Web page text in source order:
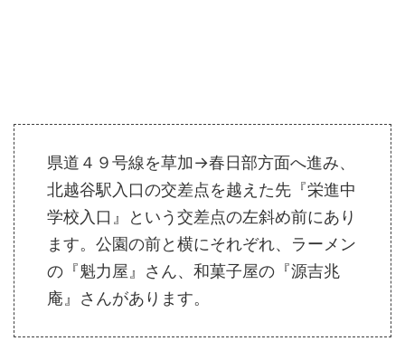
県道４９号線を草加→春日部方面へ進み、
北越谷駅入口の交差点を越えた先『栄進中
学校入口』という交差点の左斜め前にあり
ます。公園の前と横にそれぞれ、ラーメン
の『魁力屋』さん、和菓子屋の『源吉兆
庵』さんがあります。